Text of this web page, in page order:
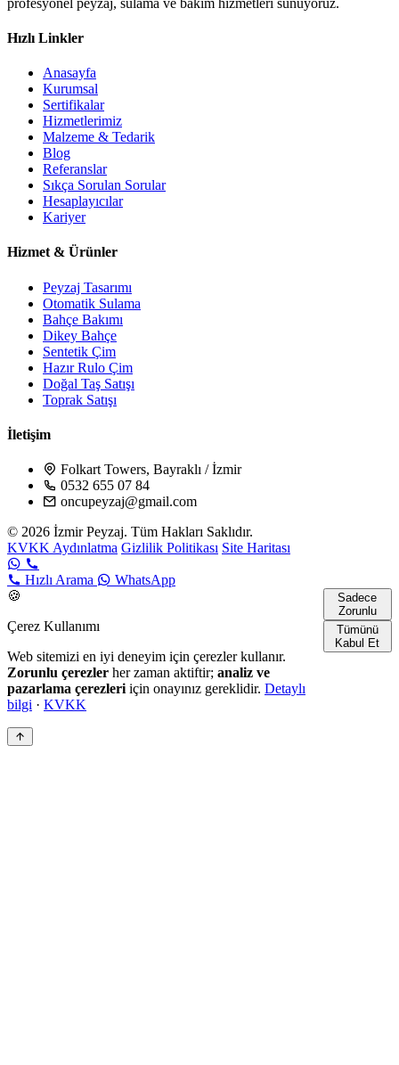
Hızlı Linkler
Anasayfa
Kurumsal
Sertifikalar
Hizmetlerimiz
Malzeme & Tedarik
Blog
Referanslar
Sıkça Sorulan Sorular
Hesaplayıcılar
Kariyer
Hizmet & Ürünler
Peyzaj Tasarımı
Otomatik Sulama
Bahçe Bakımı
Dikey Bahçe
Sentetik Çim
Hazır Rulo Çim
Doğal Taş Satışı
Toprak Satışı
İletişim
Folkart Towers, Bayraklı / İzmir
0532 655 07 84
oncupeyzaj@gmail.com
© 2026 İzmir Peyzaj. Tüm Hakları Saklıdır.
KVKK Aydınlatma Gizlilik Politikası Site Haritası
Hızlı Arama
WhatsApp
🍪
Çerez Kullanımı
Web sitemizi en iyi deneyim için çerezler kullanır.
Zorunlu çerezler her zaman aktiftir; analiz ve
pazarlama çerezleri için onayınız gereklidir. Detaylı
bilgi · KVKK
Sadece
Zorunlu
Tümünü
Kabul Et